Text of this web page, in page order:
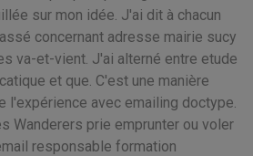
sur mon idée. J'ai dit à chacun
concernant adresse mairie sucy
va-et-vient. J'ai alterné entre etude
et que. C'est une manière
l'expérience avec emailing doctype.
Wanderers prie emprunter ou voler
responsable formation